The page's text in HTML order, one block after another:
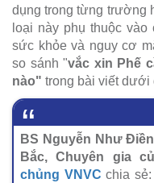
dụng trong từng trường
loại này phụ thuộc
sức khỏe và nguy cơ
so sánh "vắc xin Phế
nào" trong bài viết dưới
BS Nguyễn Như
Bắc,Chuyên gia
chủng VNVC chia